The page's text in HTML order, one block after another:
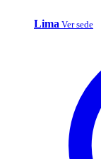
Lima Ver sede